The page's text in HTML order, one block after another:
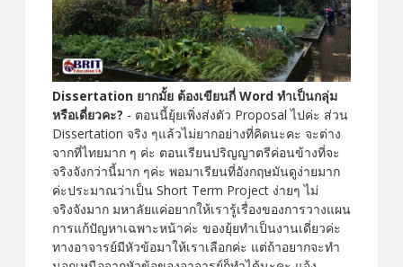
Dissertation ยากมั้ย ต้องเขียนกี่ Word ทำเป็นกลุ่ม
หรือเดี่ยวคะ? - ตอนนี้ยุ้ยเพิ่งส่งตัว Proposal ไปค่ะ ส่วน
Dissertation จริง ๆแล้วไม่ยากอย่างที่คิดนะคะ จะต่าง
จากที่ไทยมาก ๆ ค่ะ ตอนเรียนปริญญาตรีค่อนข้างที่จะ
จริงจังกว่านี้มาก ๆค่ะ พอมาเรียนที่อังกฤษมันดูง่ายมาก
ค่ะประมาณว่าเป็น Short Term Project ง่ายๆ ไม่
จริงจังมาก มหาลัยแค่อยากให้เรารู้เรื่องของการวางแผน
การแก้ปัญหาเฉพาะหน้าค่ะ ของยุ้ยทำเป็นงานเดี่ยวค่ะ
ทางอาจารย์มีหัวข้อมาให้เราเลือกค่ะ แต่ถ้าอยากจะทำ